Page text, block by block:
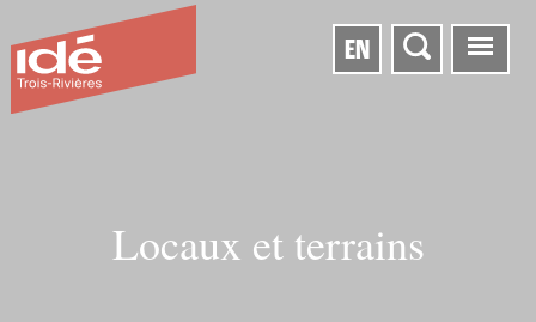
EN
Locaux et terrains